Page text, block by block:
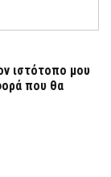
ιστότοπο μου
που θα